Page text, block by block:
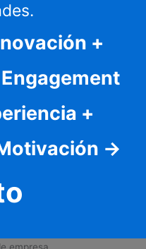
+
+
->